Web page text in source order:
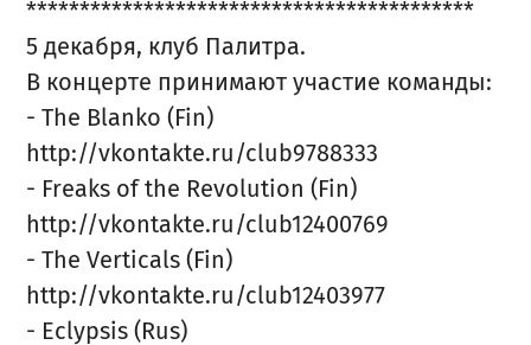
******************************************
5 декабря, клуб Палитра.
В концерте принимают участие команды:
- The Blanko (Fin)
http://vkontakte.ru/club9788333
- Freaks of the Revolution (Fin)
http://vkontakte.ru/club12400769
- The Verticals (Fin)
http://vkontakte.ru/club12403977
- Eclypsis (Rus)